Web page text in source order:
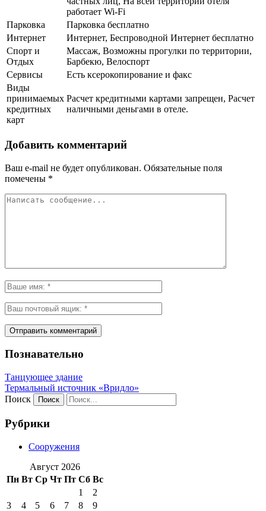
работает Wi-Fi
Парковка
Парковка бесплатно
Интернет
Интернет, Беспроводной Интернет бесплатно
Спорт и
Отдых
Массаж, Возможны прогулки по территории,
Барбекю, Велоспорт
Сервисы
Есть ксерокопирование и факс
Виды
принимаемых
кредитных
карт
Расчет кредитными картами запрещен, Расчет
наличными деньгами в отеле.
Добавить комментарий
Ваш e-mail не будет опубликован. Обязательные поля
помечены *
Познавательно
Танцующее здание
Термальный источник «Вридло»
Поиск
Рубрики
Сооружения
Август 2026
Пн Вт Ср Чт Пт Сб Вс
1
2
3
4 5 6 7 8
9